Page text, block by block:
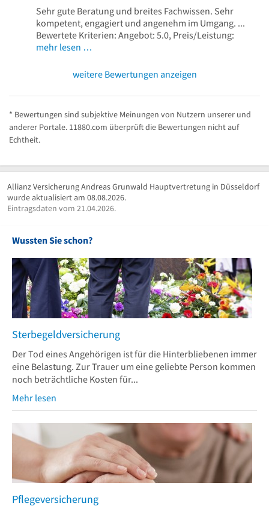
Sehr gute Beratung und breites Fachwissen. Sehr
kompetent, engagiert und angenehm im Umgang. ...
Bewertete Kriterien: Angebot: 5.0, Preis/Leistung:
mehr lesen …
weitere Bewertungen anzeigen
* Bewertungen sind subjektive Meinungen von Nutzern unserer und
anderer Portale. 11880.com überprüft die Bewertungen nicht auf
Echtheit.
Allianz Versicherung Andreas Grunwald Hauptvertretung in Düsseldorf
wurde aktualisiert am 08.08.2026.
Eintragsdaten vom 21.04.2026.
Wussten Sie schon?
Sterbegeldversicherung
Der Tod eines Angehörigen ist für die Hinterbliebenen immer
eine Belastung. Zur Trauer um eine geliebte Person kommen
noch beträchtliche Kosten für...
Mehr lesen
Pflegeversicherung